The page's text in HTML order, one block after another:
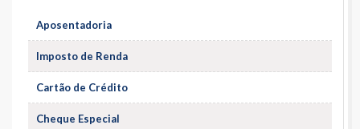
Aposentadoria
Imposto de Renda
Cartão de Crédito
Cheque Especial